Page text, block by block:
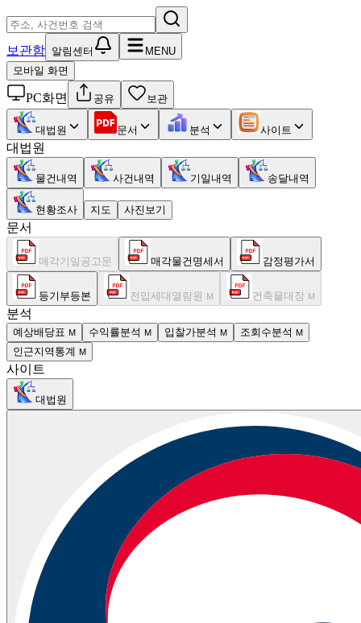
보관함 알림센터
MENU
모바일 화면
PC화면 공유 보관
대법원 문서 분석 사이트
대법원
물건내역 사건내역 기일내역 송달내역
현황조사 지도 사진보기
문서
매각기일공고문 매각물건명세서 감정평가서
등기부등본 전입세대열람원 M 건축물대장 M
분석
예상배당표 M 수익률분석 M 입찰가분석 M 조회수분석 M
인근지역통계 M
사이트
대법원